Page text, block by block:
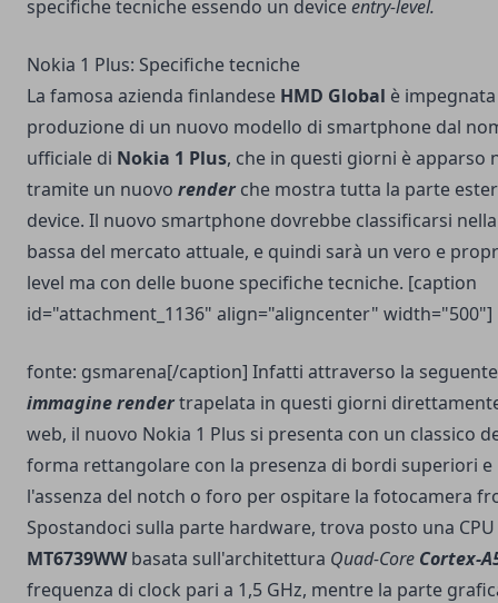
specifiche tecniche essendo un deviceentry-level.
Nokia 1 Plus: Specifiche tecniche
La famosa azienda finlandese HMD Global è
produzione di un nuovo modello di smartphone dal
ufficiale di Nokia 1 Plus, che in questi giorni è apparso
tramite un nuovo renderche mostra tutta la parte
device. Il nuovo smartphone dovrebbe classificarsi
bassa del mercato attuale, e quindi sarà un vero e
level ma con delle buone specifiche tecniche. [caption
id="attachment_1136" align="aligncenter" width="500"]
fonte: gsmarena[/caption] Infatti attraverso la seguente
immagine rendertrapelata in questi giorni
web, il nuovo Nokia 1 Plus si presenta con un classico
forma rettangolare con la presenza di bordi superiori e
l'assenza del notch o foro per ospitare la fotocamera
Spostandoci sulla parte hardware, trova posto una CPU
MT6739WWbasata sull'architettura Quad-Core Cortex-
frequenza di clock pari a 1,5 GHz, mentre la parte